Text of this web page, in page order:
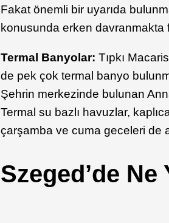
Fakat önemli bir uyarıda
konusunda erken davranmakta
Termal Banyolar:Tıpkı
de pek çok termal banyo
Şehrin merkezinde bulunan
Termal su bazlı havuzlar,
çarşamba ve cuma geceleri de
Szeged’de Ne